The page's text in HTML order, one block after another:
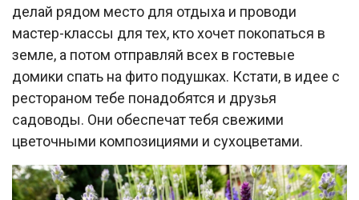
делай рядом место для отдыха и проводи
мастер-классы для тех, кто хочет покопаться в
земле, а потом отправляй всех в гостевые
домики спать на фито подушках. Кстати, в идее с
рестораном тебе понадобятся и друзья
садоводы. Они обеспечат тебя свежими
цветочными композициями и сухоцветами.